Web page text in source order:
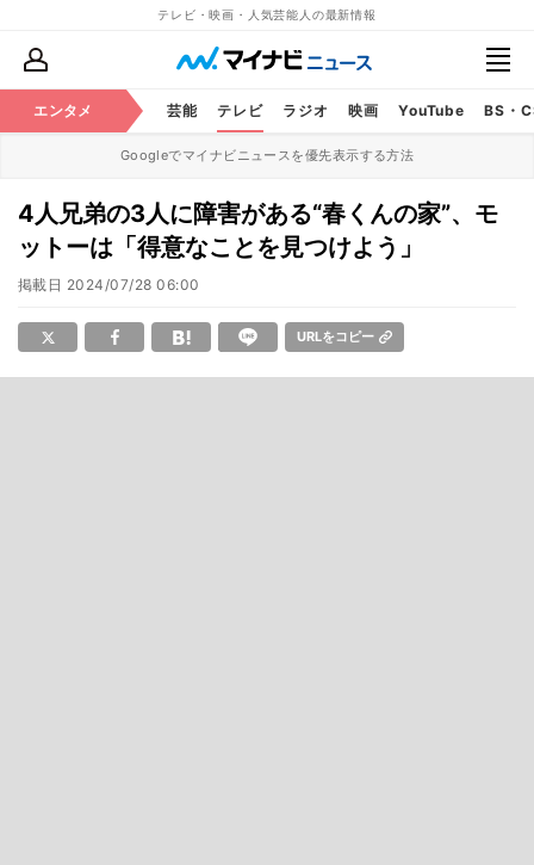
テレビ・映画・人気芸能人の最新情報
エンタメ 芸能 テレビ ラジオ 映画 YouTube BS・
Googleでマイナビニュースを優先表示する方法
4人兄弟の3人に障害がある“春くんの家”、モ
ットーは「得意なことを見つけよう」
掲載日 2024/07/28 06:00
URLをコピー